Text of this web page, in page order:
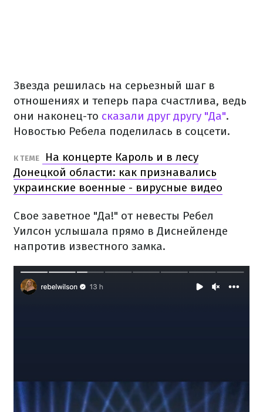
Звезда решилась на серьезный шаг в
отношениях и теперь пара счастлива, ведь
они наконец-то сказали друг другу "Да".
Новостью Ребела поделилась в соцсети.
К ТЕМЕ
На концерте Кароль и в лесу
Донецкой области: как признавались
украинские военные - вирусные видео
Свое заветное "Да!" от невесты Ребел
Уилсон услышала прямо в Диснейленде
напротив известного замка.